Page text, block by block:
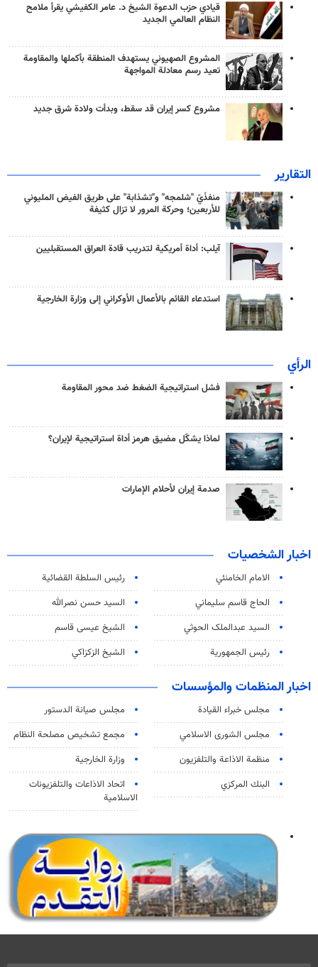
قيادي حزب الدعوة الشيخ د. عامر الكفيشي يقرأ ملامح
النظام العالمي الجديد
المشروع الصهيوني يستهدف المنطقة بأكملها والمقاومة
تعيد رسم معادلة المواجهة
مشروع كسر إيران قد سقط، وبدأت ولادة شرق جديد
التقارير
منفذَيّ "شلمجه" و"تشذابة" على طريق الفيض المليوني
للأربعين؛ وحركة المرور لا تزال كثيفة
آيلب: أداة أمريكية لتدريب قادة العراق المستقبليين
استدعاء القائم بالأعمال الأوكراني إلى وزارة الخارجية
الرأي
فشل استراتيجية الضغط ضد محور المقاومة
لماذا يشكّل مضيق هرمز أداة استراتيجية لإيران؟
صدمة إيران لأحلام الإمارات
اخبار الشخصيات
الامام الخامنئي
رئیس السلطة القضائیة
الحاج قاسم سليماني
السيد حسن نصرالله
السید عبدالملک الحوثي
الشيخ عيسى قاسم
رئيس الجمهورية
الشيخ الزكزاكي
اخبار المنظمات والمؤسسات
مجلس خبراء القيادة
مجلس صيانة الدستور
مجلس الشورى الاسلامي
مجمع تشخيص مصلحة النظام
منظمة الاذاعة والتلفزیون
وزارة الخارجية
البنك المركزي
اتحاد الاذاعات والتلفزيونات
الاسلامية